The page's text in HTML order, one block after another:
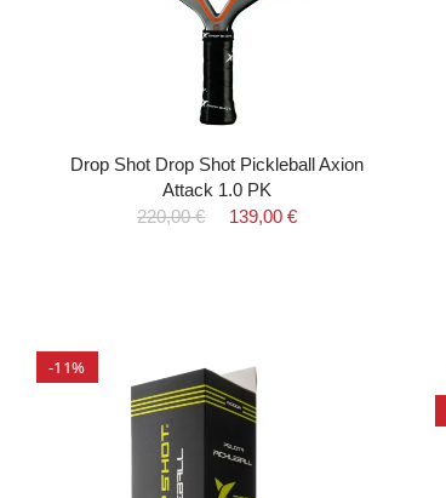
Drop Shot Drop Shot Pickleball Axion
Attack 1.0 PK
220,00 €
139,00 €
-11%